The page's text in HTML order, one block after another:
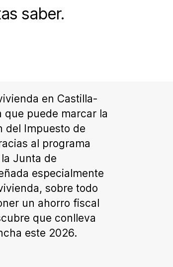
saber.
en Castilla-
que puede marcar la
del Impuesto de
al programa
Junta de
especialmente
sobre todo
un ahorro fiscal
que conlleva
este 2026.